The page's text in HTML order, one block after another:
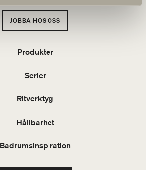
JOBBA HOS OSS
Produkter
Serier
Ritverktyg
Hållbarhet
Badrumsinspiration